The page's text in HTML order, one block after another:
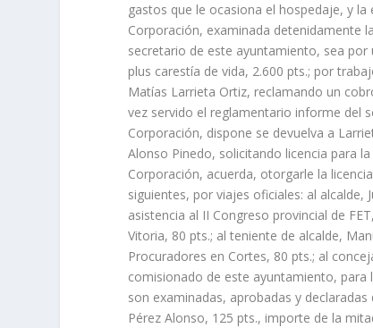
gastos que le ocasiona el hospedaje, y
Corporación, examinada detenidamente
secretario de este ayuntamiento, sea por
plus carestía de vida, 2.600 pts.; por
Matías Larrieta Ortiz, reclamando un
vez servido el reglamentario informe del
Corporación, dispone se devuelva a
Alonso Pinedo, solicitando licencia para
Corporación, acuerda, otorgarle la
siguientes, por viajes oficiales: al
asistencia al II Congreso provincial de
Vitoria, 80 pts.; al teniente de alcalde,
Procuradores en Cortes, 80 pts.; al
comisionado de este ayuntamiento, para
son examinadas, aprobadas y
Pérez Alonso, 125 pts., importe de la